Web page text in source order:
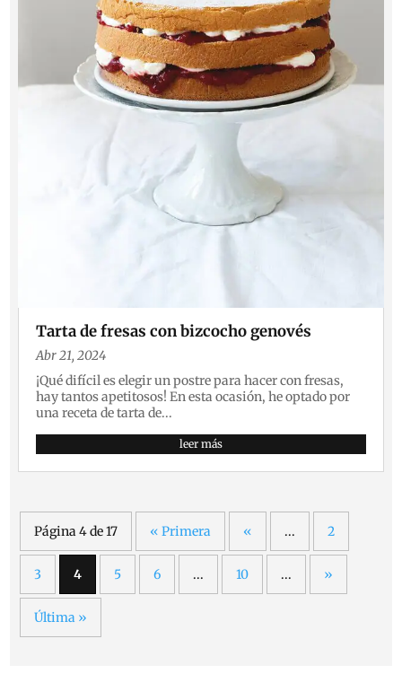
Tarta de fresas con bizcocho genovés
Abr 21, 2024
¡Qué difícil es elegir un postre para hacer con fresas,
hay tantos apetitosos! En esta ocasión, he optado por
una receta de tarta de...
leer más
Página 4 de 17 « Primera « ... 2
3 4 5 6 ... 10 ... »
Última »